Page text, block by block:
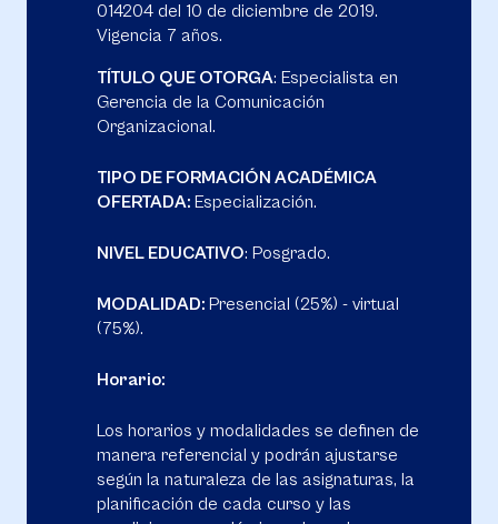
014204 del 10 de diciembre de 2019.
Vigencia 7 años.
TÍTULO QUE OTORGA: Especialista en
Gerencia de la Comunicación
Organizacional.
TIPO DE FORMACIÓN ACADÉMICA
OFERTADA: Especialización.
NIVEL EDUCATIVO: Posgrado.
MODALIDAD: Presencial (25%) - virtual
(75%).
Horario:
Los horarios y modalidades se definen de
manera referencial y podrán ajustarse
según la naturaleza de las asignaturas, la
planificación de cada curso y las